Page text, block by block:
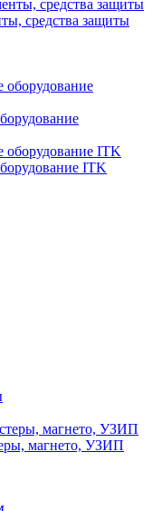
средства защиты
ITK
магнето, УЗИП